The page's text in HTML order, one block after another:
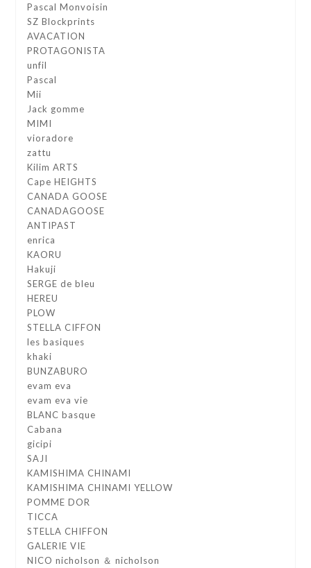
Pascal Monvoisin
SZ Blockprints
AVACATION
PROTAGONISTA
unfil
Pascal
Mii
Jack gomme
MIMI
vioradore
zattu
Kilim ARTS
Cape HEIGHTS
CANADA GOOSE
CANADAGOOSE
ANTIPAST
enrica
KAORU
Hakuji
SERGE de bleu
HEREU
PLOW
STELLA CIFFON
les basiques
khaki
BUNZABURO
evam eva
evam eva vie
BLANC basque
Cabana
gicipi
SAJI
KAMISHIMA CHINAMI
KAMISHIMA CHINAMI YELLOW
POMME DOR
TICCA
STELLA CHIFFON
GALERIE VIE
NICO nicholson ＆ nicholson